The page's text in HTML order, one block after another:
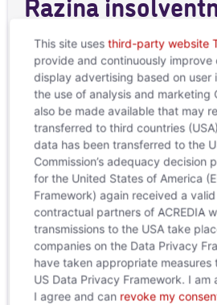
Razina
2025. godini
značajnije
19. ožujka 2025.
Za sada nema naznaka
sukobi bi mogli doprinijeti rastu
2025. godine – Vodeće austrijsko
potraživanjima i
Nastavi čitati "
This site uses third-party website
provide and continuously improve
display advertising based on user
the use of analysis and marketing
also be made available that may
transferred to third countries
data has been transferred to the
Commission’s adequacy decision
for the United States of America
Framework) again received a
contractual partners of ACREDIA
transmissions to the USA take
companies on the Data Privacy
have taken appropriate measures
US Data Privacy Framework. I am
I agree and can revoke my